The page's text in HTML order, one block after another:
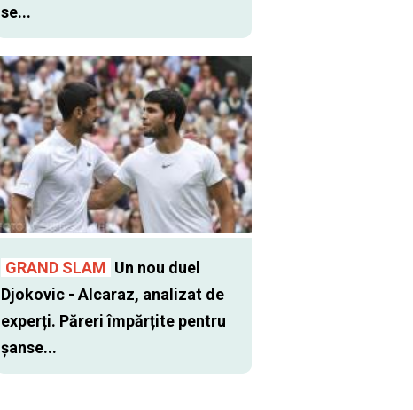
se...
GRAND SLAM Un nou duel
Djokovic - Alcaraz, analizat de
experți. Păreri împărțite pentru
șanse...